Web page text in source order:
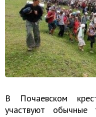
В Почаевском
участвуют